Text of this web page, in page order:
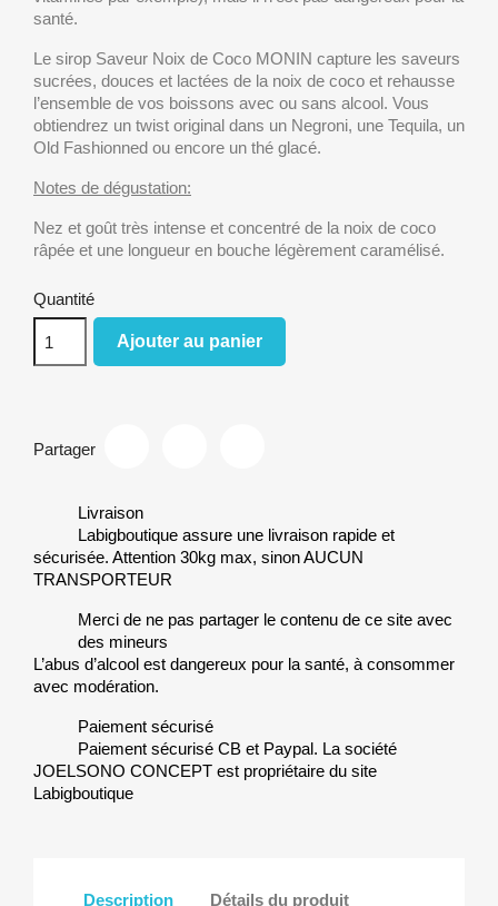
santé.
Le sirop Saveur Noix de Coco MONIN capture les saveurs
sucrées, douces et lactées de la noix de coco et rehausse
l’ensemble de vos boissons avec ou sans alcool. Vous
obtiendrez un twist original dans un Negroni, une Tequila, un
Old Fashionned ou encore un thé glacé.
Notes de dégustation:
Nez et goût très intense et concentré de la noix de coco
râpée et une longueur en bouche légèrement caramélisé.
Quantité
Ajouter au panier
Partager
Livraison
Labigboutique assure une livraison rapide et
sécurisée. Attention 30kg max, sinon AUCUN
TRANSPORTEUR
Merci de ne pas partager le contenu de ce site avec
des mineurs
L’abus d’alcool est dangereux pour la santé, à consommer
avec modération.
Paiement sécurisé
Paiement sécurisé CB et Paypal. La société
JOELSONO CONCEPT est propriétaire du site
Labigboutique
Description Détails du produit